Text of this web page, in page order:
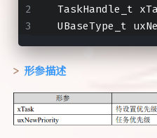
TaskHandle_t
UBaseType_t
形参描述